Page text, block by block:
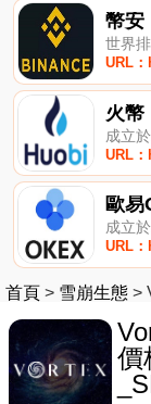
幣安
世界
URL
火幣
成立
URL
歐易
成立
URL
首頁 > 雪崩生態 >
價